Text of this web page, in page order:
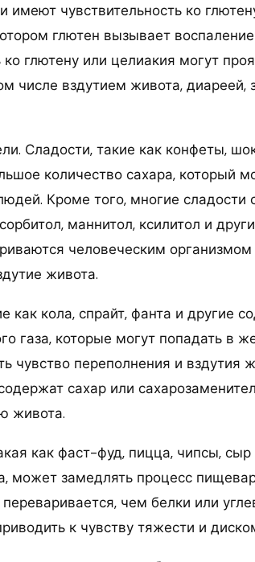
имеют чувствительность ко
глютен вызывает
глютену или целиакия могут
числе вздутием живота, диареей,
Сладости, такие как конфеты,
количество сахара, который
Кроме того, многие сладости
маннитол, ксилитол и
человеческим
живота.
как кола, спрайт, фанта и другие
газа, которые могут попадать в
чувство переполнения и вздутия
сахар или
живота.
как фаст-фуд, пицца, чипсы, сыр
может замедлять процесс
чем белки или
к чувству тяжести и